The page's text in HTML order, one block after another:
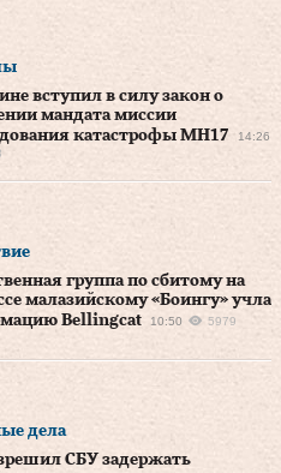
вступил в силу закон о
мандата миссии
катастрофы МН17
14:26
группа по сбитому на
малазийскому «Боингу» учла
Bellingcat
10:50 5979
дела
СБУ задержать